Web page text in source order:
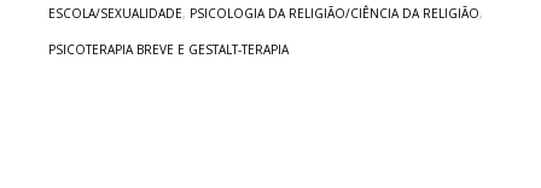
ESCOLA/SEXUALIDADE, PSICOLOGIA DA RELIGIÃO/CIÊNCIA DA RELIGIÃO,
PSICOTERAPIA BREVE E GESTALT-TERAPIA